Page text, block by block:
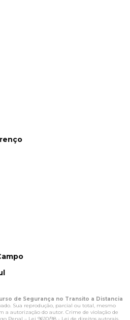
de Segurança no Transito a Distancia
Sua reprodução, parcial ou total, mesmo
a autorização do autor. Crime de violação de